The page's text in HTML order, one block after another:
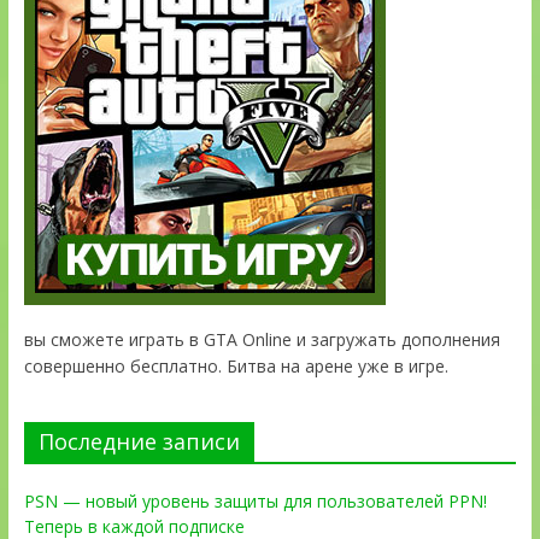
вы сможете играть в GTA Online и загружать дополнения
совершенно бесплатно. Битва на арене уже в игре.
Последние записи
PSN — новый уровень защиты для пользователей PPN!
Теперь в каждой подписке